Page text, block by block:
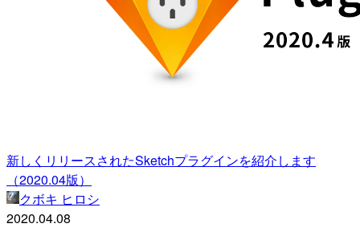
新しくリリースされたSketchプラグインを紹介します
（2020.04版）
クボキ ヒロシ
2020.04.08